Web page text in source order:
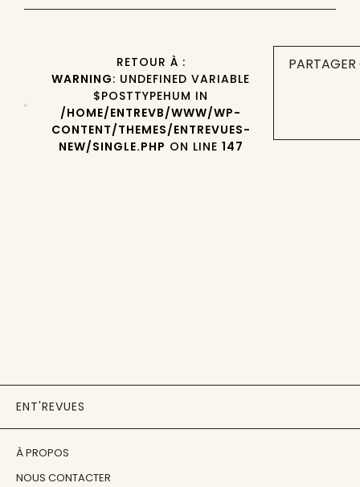
RETOUR À :
WARNING: UNDEFINED VARIABLE
$POSTTYPEHUM IN
/HOME/ENTREVB/WWW/WP-
CONTENT/THEMES/ENTREVUES-
NEW/SINGLE.PHP ON LINE 147
ENT'REVUES
À PROPOS
NOUS CONTACTER